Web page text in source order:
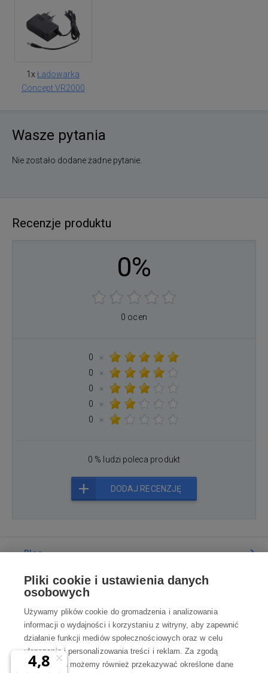
1x Ładowarka
Concept VR2000
Wasze pytania
Nie zostało dodane żadne pytanie.
Recenzje produktu
0%
0 ocen
0
×
0
×
0
×
0
×
0
×
0 % ludzi poleca produkt
DODAJ RECENZJĘ
Blog
Poradnia
Wszystko o zakupach
Kontakt
Pliki cookie i ustawienia danych
osobowych
Używamy plików cookie do gromadzenia i analizowania
informacji o wydajności i korzystaniu z witryny, aby zapewnić
działanie funkcji mediów społecznościowych oraz w celu
ulepszania i personalizowania treści i reklam. Za zgodą
użytkownika możemy również przekazywać określone dane